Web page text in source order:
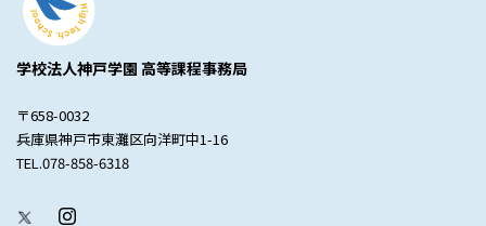
学校法人神戸学園 高等課程事務局
〒658-0032
兵庫県神戸市東灘区向洋町中1-16
TEL.078-858-6318